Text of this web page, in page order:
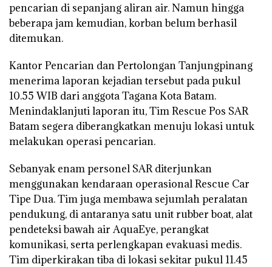
pencarian di sepanjang aliran air. Namun hingga
beberapa jam kemudian, korban belum berhasil
ditemukan.
Kantor Pencarian dan Pertolongan Tanjungpinang
menerima laporan kejadian tersebut pada pukul
10.55 WIB dari anggota Tagana Kota Batam.
Menindaklanjuti laporan itu, Tim Rescue Pos SAR
Batam segera diberangkatkan menuju lokasi untuk
melakukan operasi pencarian.
Sebanyak enam personel SAR diterjunkan
menggunakan kendaraan operasional Rescue Car
Tipe Dua. Tim juga membawa sejumlah peralatan
pendukung, di antaranya satu unit rubber boat, alat
pendeteksi bawah air AquaEye, perangkat
komunikasi, serta perlengkapan evakuasi medis.
Tim diperkirakan tiba di lokasi sekitar pukul 11.45